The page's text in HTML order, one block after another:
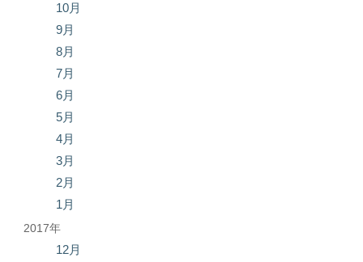
10月
9月
8月
7月
6月
5月
4月
3月
2月
1月
2017年
12月